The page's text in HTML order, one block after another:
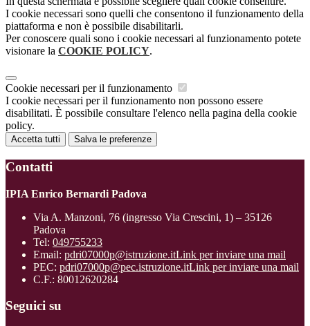
I cookie necessari sono quelli che consentono il funzionamento della
piattaforma e non è possibile disabilitarli.
Per conoscere quali sono i cookie necessari al funzionamento potete
visionare la COOKIE POLICY.
Cookie necessari per il funzionamento
I cookie necessari per il funzionamento non possono essere
disabilitati. È possibile consultare l'elenco nella pagina della cookie
policy.
Accetta tutti Salva le preferenze
Contatti
IPIA Enrico Bernardi Padova
Via A. Manzoni, 76 (ingresso Via Crescini, 1) – 35126
Padova
Tel: 049755233
Email: pdri07000p@istruzione.itLink per inviare una mail
PEC: pdri07000p@pec.istruzione.itLink per inviare una mail
C.F.: 80012620284
Seguici su